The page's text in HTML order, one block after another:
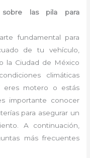
las pila para
fundamental para
de tu vehículo,
la Ciudad de México
climáticas
eres motero o estás
importante conocer
para asegurar un
A continuación,
más frecuentes